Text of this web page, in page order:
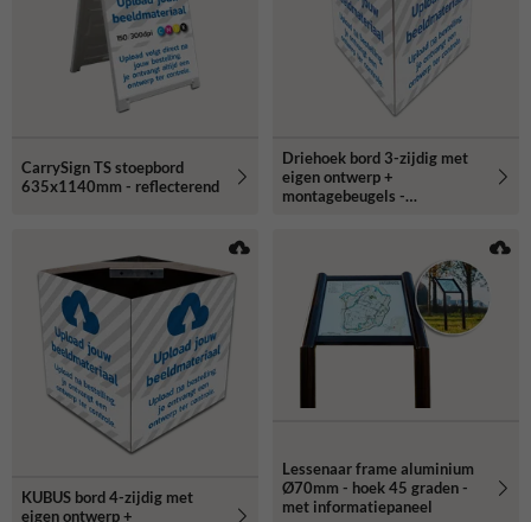
CarrySign TS stoepbord
635x1140mm - reflecterend
Driehoek bord 3-zijdig met
eigen ontwerp +
montagebeugels -
KUBUS bord 4-zijdig met
eigen ontwerp +
Lessenaar frame aluminium
Ø70mm - hoek 45 graden -
met informatiepaneel